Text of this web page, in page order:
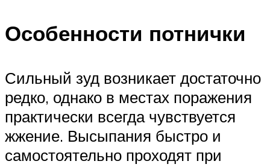
Особенности потнички
Сильный зуд возникает достаточно
редко, однако в местах поражения
практически всегда чувствуется
жжение. Высыпания быстро и
самостоятельно проходят при